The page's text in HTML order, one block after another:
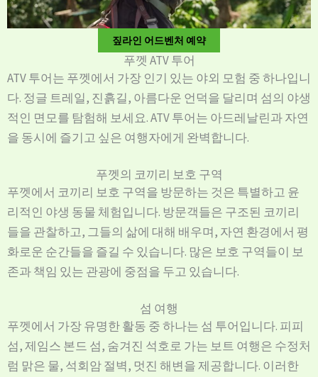
짚라인 어드벤처 예약
푸껫 ATV 투어
ATV 투어는 푸껫에서 가장 인기 있는 야외 모험 중 하나입니
다. 정글 트레일, 진흙길, 아름다운 언덕을 달리며 섬의 야생
적인 면모를 탐험해 보세요. ATV 투어는 아드레날린과 자연
을 동시에 즐기고 싶은 여행자에게 완벽합니다.
푸껫의 코끼리 보호 구역
푸껫에서 코끼리 보호 구역을 방문하는 것은 특별하고 윤
리적인 야생 동물 체험입니다. 방문객들은 구조된 코끼리
들을 관찰하고, 그들의 삶에 대해 배우며, 자연 환경에서 평
화로운 순간들을 즐길 수 있습니다. 많은 보호 구역들이 보
존과 책임 있는 관광에 중점을 두고 있습니다.
섬 여행
푸껫에서 가장 유명한 활동 중 하나는 섬 투어입니다. 피피
섬, 제임스 본드 섬, 숨겨진 석호로 가는 보트 여행은 수정처
럼 맑은 물, 석회암 절벽, 멋진 해변을 제공합니다. 이러한